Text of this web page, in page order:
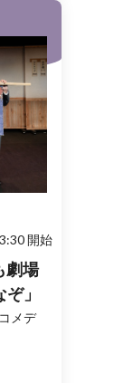
開始
劇場
」
メデ